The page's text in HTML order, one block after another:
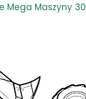
Mega Maszyny 30